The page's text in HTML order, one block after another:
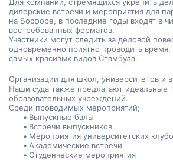
дилерские встречи и мероприятия для
на Босфоре, в последние годы входят в
востребованных форматов.
Участники могут следить за деловой
одновременно приятно проводить
самых красивых видов Стамбула.
Организации для школ, университетов и
Наши суда также предлагают идеальные
образовательных учреждений.
Среди проводимых мероприятий;
Выпускные балы
Встречи выпускников
Мероприятия университетских
Академические встречи
Студенческие мероприятия